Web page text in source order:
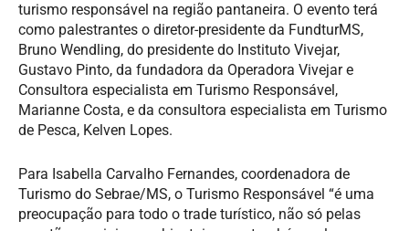
turismo responsável na região pantaneira. O evento terá
como palestrantes o diretor-presidente da FundturMS,
Bruno Wendling, do presidente do Instituto Vivejar,
Gustavo Pinto, da fundadora da Operadora Vivejar e
Consultora especialista em Turismo Responsável,
Marianne Costa, e da consultora especialista em Turismo
de Pesca, Kelven Lopes.
Para Isabella Carvalho Fernandes, coordenadora de
Turismo do Sebrae/MS, o Turismo Responsável “é uma
preocupação para todo o trade turístico, não só pelas